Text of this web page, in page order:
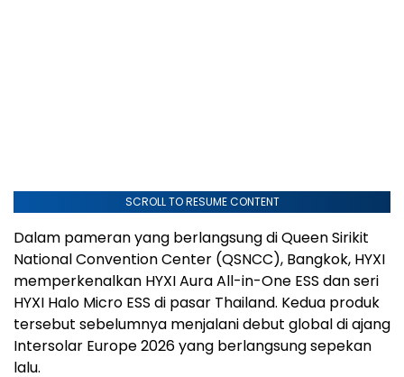
SCROLL TO RESUME CONTENT
Dalam pameran yang berlangsung di Queen Sirikit
National Convention Center (QSNCC), Bangkok, HYXI
memperkenalkan HYXI Aura All-in-One ESS dan seri
HYXI Halo Micro ESS di pasar Thailand. Kedua produk
tersebut sebelumnya menjalani debut global di ajang
Intersolar Europe 2026 yang berlangsung sepekan
lalu.